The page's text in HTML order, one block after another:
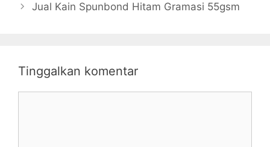
Jual Kain Spunbond Hitam Gramasi 55gsm
Tinggalkan komentar